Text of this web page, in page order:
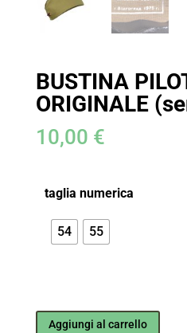
BUSTINA
ORIGINALE
10,00 €
taglia numerica
54 55
BUSTINA
Aggiungi al carrello